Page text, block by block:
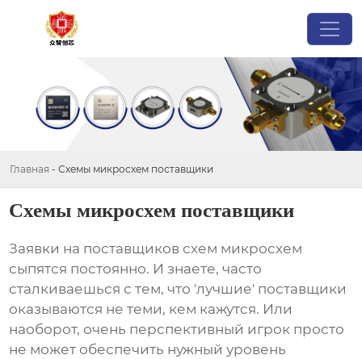
Главная - Схемы микросхем поставщики
Схемы микросхем поставщики
Заявки на поставщиков схем микросхем
сыпятся постоянно. И знаете, часто
сталкиваешься с тем, что 'лучшие' поставщики
оказываются не теми, кем кажутся. Или
наоборот, очень перспективный игрок просто
не может обеспечить нужный уровень